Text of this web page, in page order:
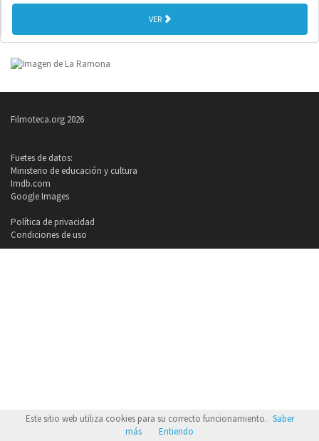
VER
Filmoteca.org 2026
Fuetes de datos:
Ministerio de educación y cultura
Imdb.com
Google Images
Política de privacidad
Condiciones de uso
Este sitio web utiliza cookies para su correcto funcionamiento. Saber
más
Entiendo